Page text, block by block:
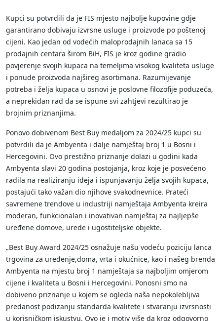
Kupci su potvrdili da je FIS mjesto najbolje kupovine gdje
garantirano dobivaju izvrsne usluge i proizvode po poštenoj
cijeni. Kao jedan od vodećih maloprodajnih lanaca sa 15
prodajnih centara širom BiH, FIS je kroz godine gradio
povjerenje svojih kupaca na temeljima visokog kvaliteta usluge
i ponude proizvoda najšireg asortimana. Razumijevanje
potreba i želja kupaca u osnovi je poslovne filozofije poduzeća,
a neprekidan rad da se ispune svi zahtjevi rezultirao je
brojnim priznanjima.
Ponovo dobivenom Best Buy medaljom za 2024/25 kupci su
potvrdili da je Ambyenta i dalje namještaj broj 1 u Bosni i
Hercegovini. Ovo prestižno priznanje dolazi u godini kada
Ambyenta slavi 20 godina postojanja, kroz koje je posvećeno
radila na realiziranju ideja i ispunjavanju želja svojih kupaca,
postajući tako važan dio njihove svakodnevnice. Prateći
savremene trendove u industriji namještaja Ambyenta kreira
moderan, funkcionalan i inovativan namještaj za najljepše
uređene domove, urede i ugostiteljske objekte.
„Best Buy Award 2024/25 osnažuje našu vodeću poziciju lanca
trgovina za uređenje,doma, vrta i okućnice, kao i našeg brenda
Ambyenta na mjestu broj 1 namještaja sa najboljim omjerom
cijene i kvaliteta u Bosni i Hercegovini. Ponosni smo na
dobiveno priznanje u kojem se ogleda naša nepokolebljiva
predanost podizanju standarda kvalitete i stvaranju izvrsnosti
u korisničkom iskustvu. Ovo je i motiv više da kroz odgovorno